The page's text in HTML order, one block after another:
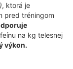
, ktorá je
pred tréningom
na kg telesnej
výkon.